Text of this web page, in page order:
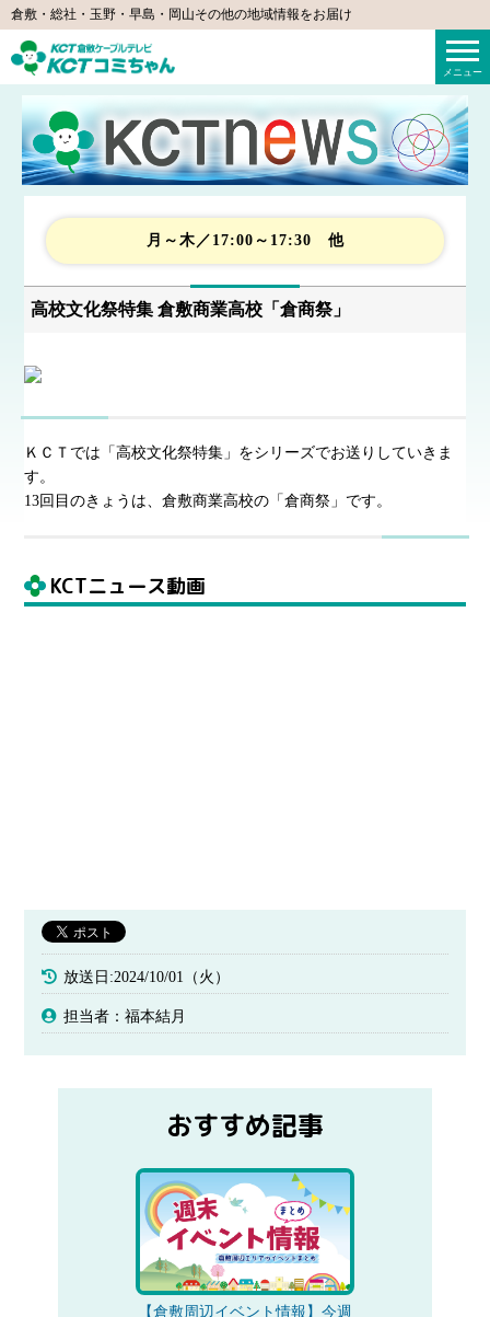
倉敷・総社・玉野・早島・岡山その他の地域情報をお届け
KCTコミちゃん（倉敷ケーブルテレビ）
メニュー
月～木／17:00～17:30 他
高校文化祭特集 倉敷商業高校「倉商祭」
ＫＣＴでは「高校文化祭特集」をシリーズでお送りしていきま
す。
13回目のきょうは、倉敷商業高校の「倉商祭」です。
KCTニュース動画
放送日:2024/10/01（火）
担当者：福本結月
おすすめ記事
【倉敷周辺イベント情報】今週